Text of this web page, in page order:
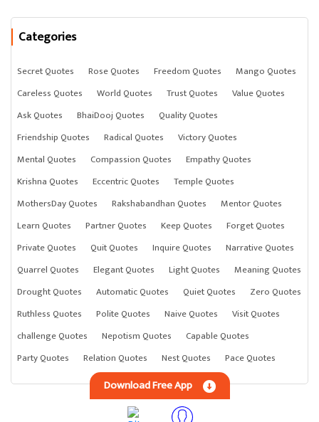
Categories
Secret Quotes Rose Quotes Freedom Quotes
Mango Quotes
Careless Quotes
World Quotes Trust Quotes
Value Quotes
Ask Quotes
BhaiDooj Quotes
Quality Quotes
Friendship Quotes
Radical Quotes
Victory Quotes
Mental Quotes
Compassion Quotes
Empathy Quotes
Krishna Quotes
Eccentric Quotes
Temple Quotes
MothersDay Quotes
Rakshabandhan Quotes
Mentor Quotes
Learn Quotes
Partner Quotes Keep Quotes
Forget Quotes
Private Quotes
Quit Quotes Inquire Quotes
Narrative Quotes
Quarrel Quotes
Elegant Quotes Light Quotes
Meaning Quotes
Drought Quotes
Automatic Quotes Quiet Quotes
Zero Quotes
Ruthless Quotes
Polite Quotes Naive Quotes
Visit Quotes
challenge Quotes
Nepotism Quotes
Capable Quotes
Party Quotes
Relation Quotes Nest Quotes Pace Quotes
Download Free App